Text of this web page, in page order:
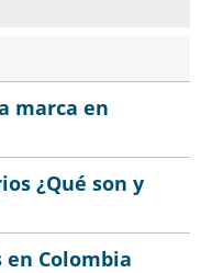
marca en
¿Qué son y
Colombia